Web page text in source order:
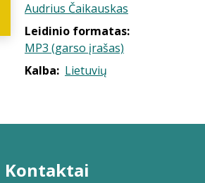
Audrius Čaikauskas
Leidinio formatas:
MP3 (garso įrašas)
Kalba: Lietuvių
Kontaktai